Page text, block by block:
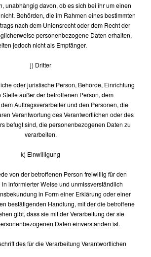
unabhängig davon, ob es sich bei ihr um einen
Behörden, die im Rahmen eines bestimmten
nach dem Unionsrecht oder dem Recht der
personenbezogene Daten erhalten,
jedoch nicht als Empfänger.
j) Dritter
oder juristische Person, Behörde, Einrichtung
Stelle außer der betroffenen Person, dem
Auftragsverarbeiter und den Personen, die
Verantwortung des Verantwortlichen oder des
befugt sind, die personenbezogenen Daten zu
verarbeiten.
k) Einwilligung
von der betroffenen Person freiwillig für den
in informierter Weise und unmissverständlich
in Form einer Erklärung oder einer
bestätigenden Handlung, mit der die betroffene
gibt, dass sie mit der Verarbeitung der sie
Daten einverstanden ist.
des für die Verarbeitung Verantwortlichen